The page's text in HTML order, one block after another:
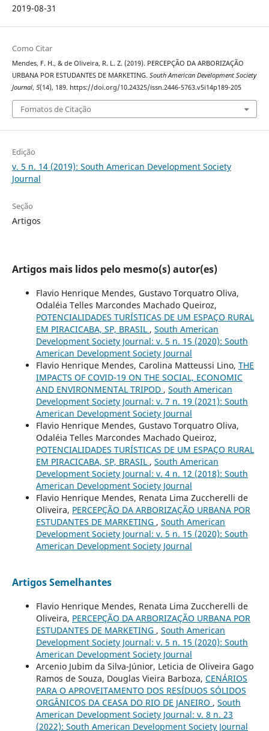
2019-08-31
Como Citar
Mendes, F. H., & de Oliveira, R. L. Z. (2019). PERCEPÇÃO DA ARBORIZAÇÃO
URBANA POR ESTUDANTES DE MARKETING. South American Development Society
Journal, 5(14), 189. https://doi.org/10.24325/issn.2446-5763.v5i14p189-205
Fomatos de Citação
Edição
v. 5 n. 14 (2019): South American Development Society
Journal
Seção
Artigos
Artigos mais lidos pelo mesmo(s) autor(es)
Flavio Henrique Mendes, Gustavo Torquatro Oliva,
Odaléia Telles Marcondes Machado Queiroz,
POTENCIALIDADES TURÍSTICAS DE UM ESPAÇO RURAL
EM PIRACICABA, SP, BRASIL , South American
Development Society Journal: v. 5 n. 15 (2020): South
American Development Society Journal
Flavio Henrique Mendes, Carolina Matteussi Lino, THE
IMPACTS OF COVID-19 ON THE SOCIAL, ECONOMIC
AND ENVIRONMENTAL TRIPOD , South American
Development Society Journal: v. 7 n. 19 (2021): South
American Development Society Journal
Flavio Henrique Mendes, Gustavo Torquatro Oliva,
Odaléia Telles Marcondes Machado Queiroz,
POTENCIALIDADES TURÍSTICAS DE UM ESPAÇO RURAL
EM PIRACICABA, SP, BRASIL , South American
Development Society Journal: v. 4 n. 12 (2018): South
American Development Society Journal
Flavio Henrique Mendes, Renata Lima Zuccherelli de
Oliveira, PERCEPÇÃO DA ARBORIZAÇÃO URBANA POR
ESTUDANTES DE MARKETING , South American
Development Society Journal: v. 5 n. 15 (2020): South
American Development Society Journal
Artigos Semelhantes
Flavio Henrique Mendes, Renata Lima Zuccherelli de
Oliveira, PERCEPÇÃO DA ARBORIZAÇÃO URBANA POR
ESTUDANTES DE MARKETING , South American
Development Society Journal: v. 5 n. 15 (2020): South
American Development Society Journal
Arcenio Jubim da Silva-Júnior, Leticia de Oliveira Gago
Ramos de Souza, Douglas Vieira Barboza, CENÁRIOS
PARA O APROVEITAMENTO DOS RESÍDUOS SÓLIDOS
ORGÂNICOS DA CEASA DO RIO DE JANEIRO , South
American Development Society Journal: v. 8 n. 23
(2022): South American Development Society Journal